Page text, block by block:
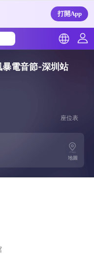
打開App
電音節-深圳站
座位表
地圖